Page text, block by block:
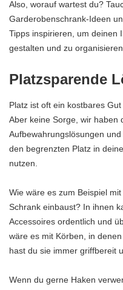
Also, worauf wartest du?
Garderobenschrank-Ideen
Tipps inspirieren, um deinen
gestalten und zu organisieren.
Platzsparende
Platz ist oft ein kostbares
Aber keine Sorge, wir haben
Aufbewahrungslösungen
den begrenzten Platz in
nutzen.
Wie wäre es zum Beispiel
Schrank einbaust? In ihnen
Accessoires ordentlich und
wäre es mit Körben, in
hast du sie immer griffbereit
Wenn du gerne Haken